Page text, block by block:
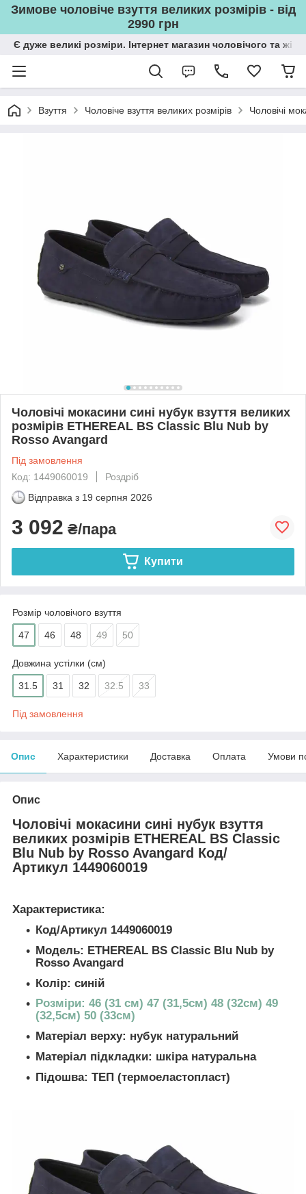
Зимове чоловіче взуття великих розмірів - від
2990 грн
Є дуже великі розміри. Інтернет магазин чоловічого та
Взуття Чоловіче взуття великих розмірів Чоловічі
Чоловічі мокасини сині нубук взуття великих
розмірів ETHEREAL BS Classic Blu Nub by
Rosso Avangard
Під замовлення
Код: 1449060019
Роздріб
Відправка з 19 серпня 2026
3 092 ₴/пара
Купити
Розмір чоловічого взуття
47 46 48 49 50
Довжина устілки (см)
31.5 31 32 32.5 33
Під замовлення
Опис Характеристики Доставка Оплата Умови
Опис
Чоловічі мокасини сині нубук взуття
великих розмірів ETHEREAL BS Classic
Blu Nub by Rosso Avangard Код/
Артикул 1449060019
Характеристика:
Код/Артикул 1449060019
Модель: ETHEREAL BS Classic Blu Nub by
Rosso Avangard
Колір: синій
Розміри: 46 (31 см) 47 (31,5см) 48 (32см) 49
(32,5см) 50 (33см)
Матеріал верху: нубук натуральний
Матеріал підкладки: шкіра натуральна
Підошва: ТЕП (термоеластопласт)